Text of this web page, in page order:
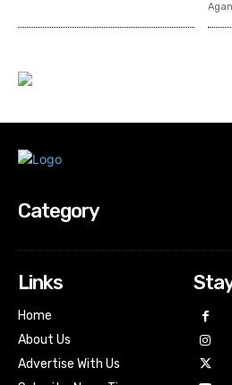
Category
Links
Home
About Us
Advertise With Us